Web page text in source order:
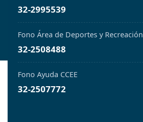
32-2995539
Fono Área de Deportes y Recreación
32-2508488
Fono Ayuda CCEE
32-2507772